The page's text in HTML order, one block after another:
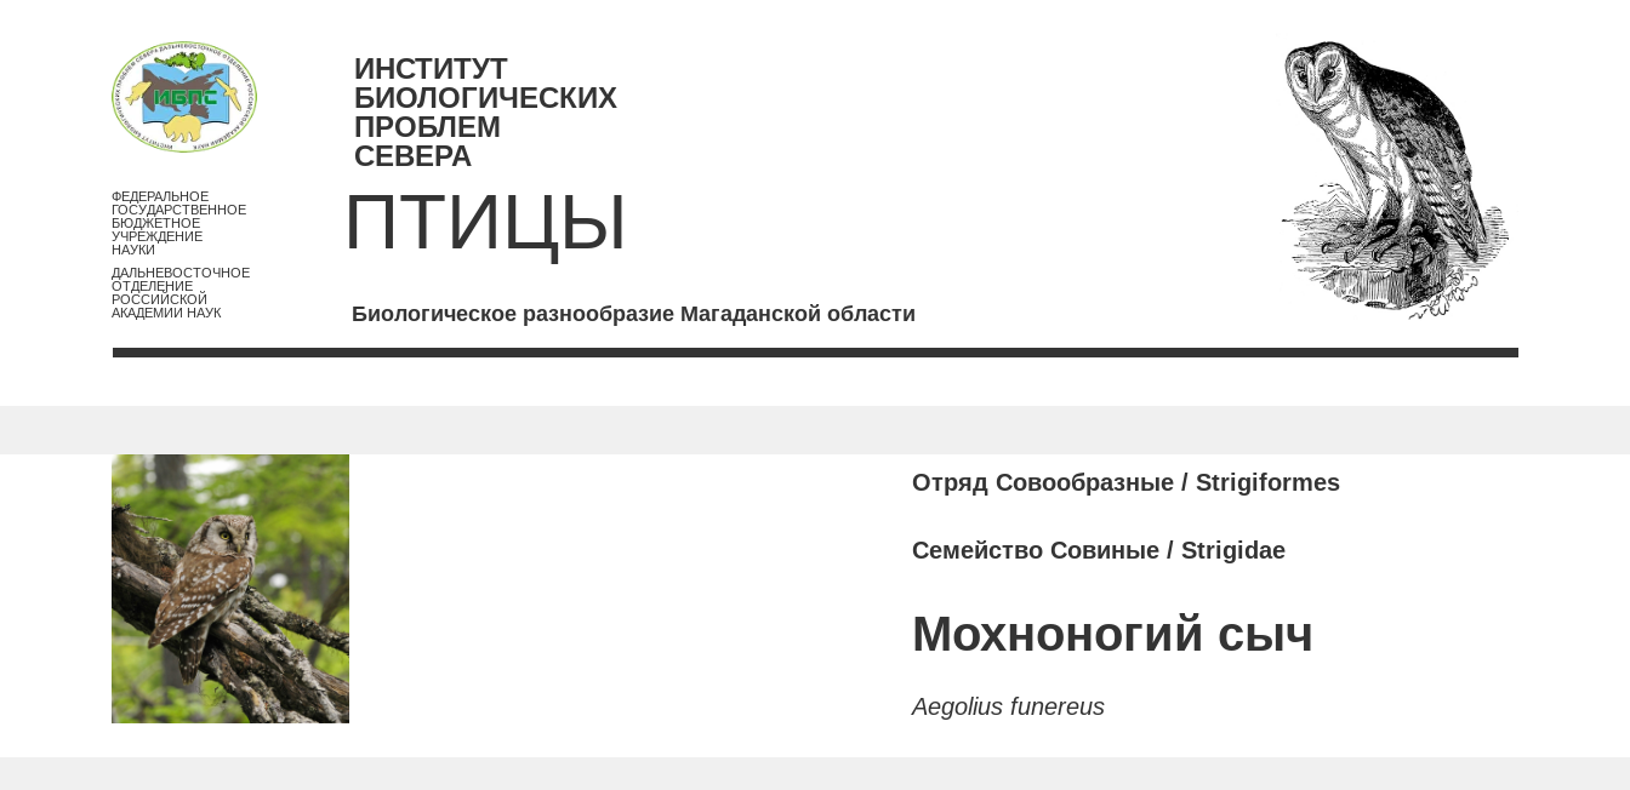
ИНСТИТУТ
БИОЛОГИЧЕСКИХ
ПРОБЛЕМ
СЕВЕРА
ФЕДЕРАЛЬНОЕ
ГОСУДАРСТВЕННОЕ
БЮДЖЕТНОЕ
УЧРЕЖДЕНИЕ
НАУКИ
ДАЛЬНЕВОСТОЧНОЕ
ОТДЕЛЕНИЕ
РОССИЙСКОЙ
АКАДЕМИИ НАУК
ПТИЦЫ
Биологическое разнообразие Магаданской области
Мохноногий сыч
Aegolius funereus
Семейство Совиные / Strigidae
Отряд Совообразные / Strigiformes